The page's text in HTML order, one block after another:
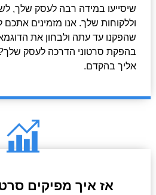
שיסייעו במידה רבה לעסק שלך,
וללקוחות שלך. אנו מזמינים אתכם
שהפקנו עד עתה ולבחון את
בהפקת סרטוני הדרכה לעסק שלך?
אליך בהקדם.
אז איך מפיקים